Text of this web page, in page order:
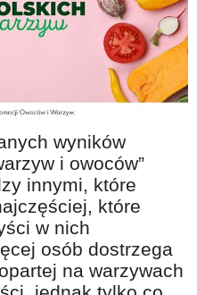
wyników
i owoców”
innymi, które
które
w nich
osób dostrzega
na warzywach